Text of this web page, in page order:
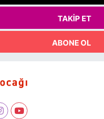
TAKIP ET
ABONE OL